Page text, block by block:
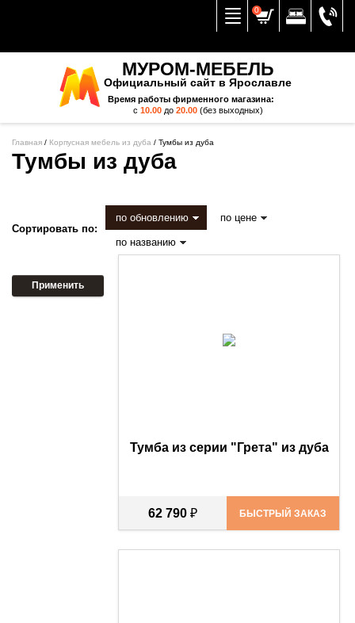
0
МУРОМ-МЕБЕЛЬ
Официальный сайт в Ярославле
Время работы фирменного магазина:
с 10.00до 20.00(без выходных)
Главная / Корпусная мебель из дуба / Тумбы из дуба
Тумбы из дуба
Сортировать по:
по обновлению по цене
по названию
Тумба из серии "Грета" из дуба
62 790₽ БЫСТРЫЙ ЗАКАЗ